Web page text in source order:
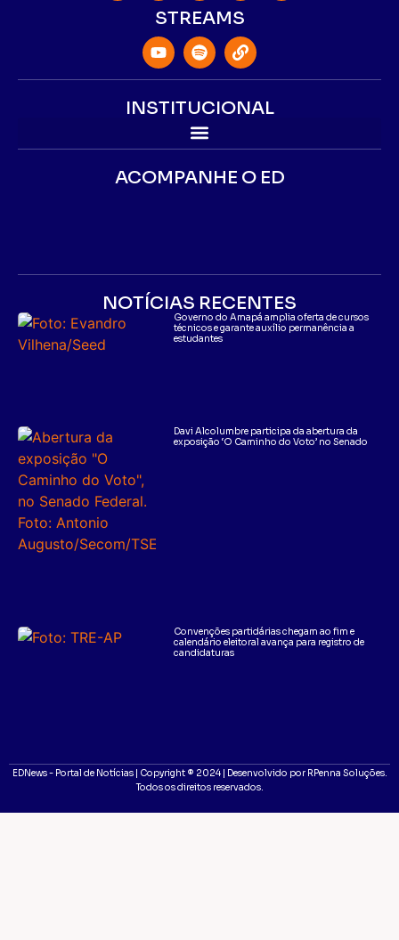
STREAMS
INSTITUCIONAL
ACOMPANHE O ED
NOTÍCIAS RECENTES
Governo do Amapá amplia oferta de cursos
técnicos e garante auxílio permanência a
estudantes
Davi Alcolumbre participa da abertura da
exposição ‘O Caminho do Voto’ no Senado
Convenções partidárias chegam ao fim e
calendário eleitoral avança para registro de
candidaturas
EDNews - Portal de Notícias | Copyright ® 2024 | Desenvolvido por RPenna Soluções.
Todos os direitos reservados.